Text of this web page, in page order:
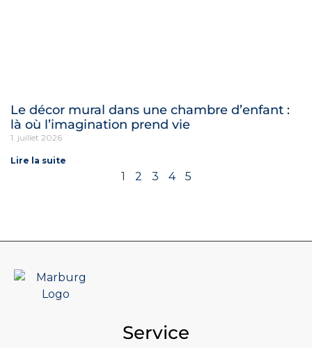
Le décor mural dans une chambre d’enfant :
là où l’imagination prend vie
1. juillet 2026
Lire la suite
1 2 3 4 5
Service